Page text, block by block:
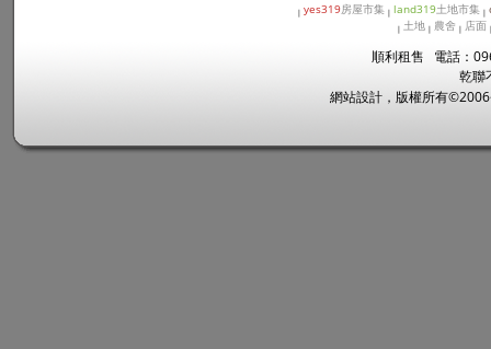
| yes319房屋市集 | land319土地市集 |
| 土地 | 農舍 | 店面
順利租售 電話：
乾聯
網站設計，版權所有